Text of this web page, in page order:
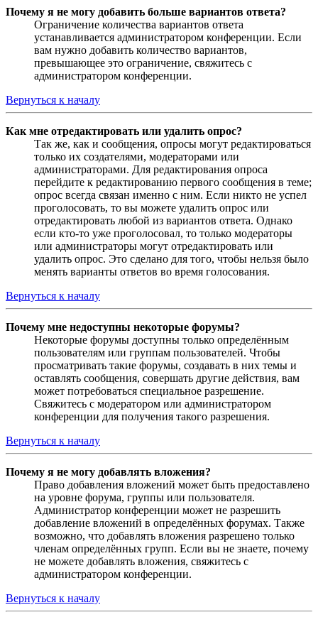
Почему я не могу добавить больше вариантов ответа?
Ограничение количества вариантов ответа
устанавливается администратором конференции. Если
вам нужно добавить количество вариантов,
превышающее это ограничение, свяжитесь с
администратором конференции.
Вернуться к началу
Как мне отредактировать или удалить опрос?
Так же, как и сообщения, опросы могут редактироваться
только их создателями, модераторами или
администраторами. Для редактирования опроса
перейдите к редактированию первого сообщения в теме;
опрос всегда связан именно с ним. Если никто не успел
проголосовать, то вы можете удалить опрос или
отредактировать любой из вариантов ответа. Однако
если кто-то уже проголосовал, то только модераторы
или администраторы могут отредактировать или
удалить опрос. Это сделано для того, чтобы нельзя было
менять варианты ответов во время голосования.
Вернуться к началу
Почему мне недоступны некоторые форумы?
Некоторые форумы доступны только определённым
пользователям или группам пользователей. Чтобы
просматривать такие форумы, создавать в них темы и
оставлять сообщения, совершать другие действия, вам
может потребоваться специальное разрешение.
Свяжитесь с модератором или администратором
конференции для получения такого разрешения.
Вернуться к началу
Почему я не могу добавлять вложения?
Право добавления вложений может быть предоставлено
на уровне форума, группы или пользователя.
Администратор конференции может не разрешить
добавление вложений в определённых форумах. Также
возможно, что добавлять вложения разрешено только
членам определённых групп. Если вы не знаете, почему
не можете добавлять вложения, свяжитесь с
администратором конференции.
Вернуться к началу